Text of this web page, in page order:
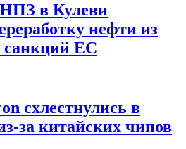
в Кулеви
нефти из
санкций ЕС
схлестнулись в
за китайских чипов